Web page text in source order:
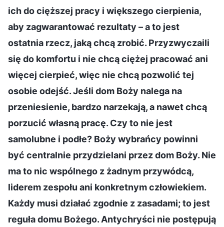
ich do cięższej pracy i większego cierpienia,
aby zagwarantować rezultaty – a to jest
ostatnia rzecz, jaką chcą zrobić. Przyzwyczaili
się do komfortu i nie chcą ciężej pracować ani
więcej cierpieć, więc nie chcą pozwolić tej
osobie odejść. Jeśli dom Boży nalega na
przeniesienie, bardzo narzekają, a nawet chcą
porzucić własną pracę. Czy to nie jest
samolubne i podłe? Boży wybrańcy powinni
być centralnie przydzielani przez dom Boży. Nie
ma to nic wspólnego z żadnym przywódcą,
liderem zespołu ani konkretnym człowiekiem.
Każdy musi działać zgodnie z zasadami; to jest
reguła domu Bożego. Antychryści nie postępują